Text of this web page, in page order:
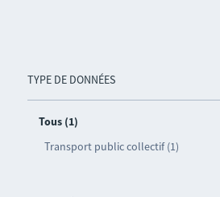
TYPE DE DONNÉES
Tous (1)
Transport public collectif (1)